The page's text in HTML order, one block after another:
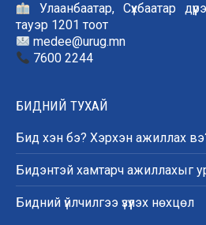
Улаанбаатар, Сүхбаатар
тауэр 1201 тоот
medee@urug.mn
7600 2244
БИДНИЙ ТУХАЙ
Бид хэн бэ? Хэрхэн ажиллах
Бидэнтэй хамтарч ажиллахыг
Бидний үйлчилгээ үзүүлэх нөхцөл